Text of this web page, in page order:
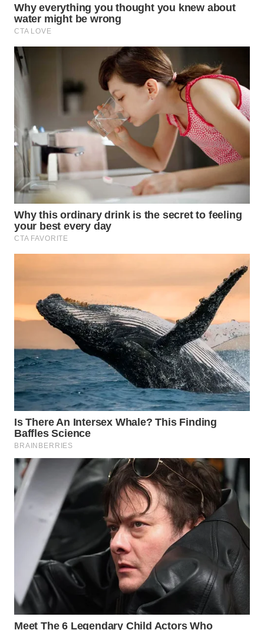
TANGERANG
BINJAI
WN
INDRAMAYU
WN
KUNINGAN
WN
MAJALENGKA
WN
SUKABUMI
PURWAKARTA
WN
PRIANGAN
TIMUR
WN
SEMARANG
WN
WN
BOROBUDUR
WN
MADURA
WN